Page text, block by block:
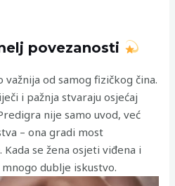
povezanosti
od samog fizičkog čina.
i pažnja stvaraju osjećaj
nije samo uvod, već
– ona gradi most
se žena osjeti viđena i
dublje iskustvo.